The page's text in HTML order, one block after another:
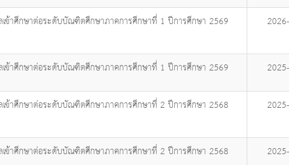
ข้าศึกษาต่อระดับบัณฑิตศึกษาภาคการศึกษาที่ 1 ปีการศึกษา 2569
ข้าศึกษาต่อระดับบัณฑิตศึกษาภาคการศึกษาที่ 1 ปีการศึกษา 2569
ข้าศึกษาต่อระดับบัณฑิตศึกษาภาคการศึกษาที่ 2 ปีการศึกษา 2568
ข้าศึกษาต่อระดับบัณฑิตศึกษาภาคการศึกษาที่ 2 ปีการศึกษา 2568